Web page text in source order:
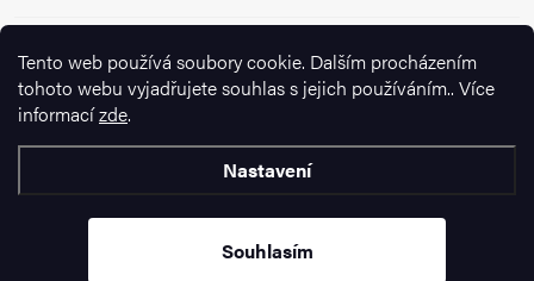
Tento web používá soubory cookie. Dalším procházením
tohoto webu vyjadřujete souhlas s jejich používáním.. Více
informacízde.
Nastavení
Souhlasím
Sledujte nás
Copyright 2026